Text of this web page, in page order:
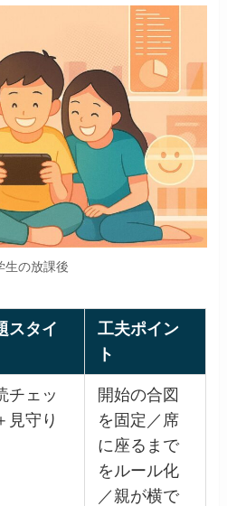
生の放課後
スタイ
工夫ポイン
ト
チェッ
見守り
開始の合図
を固定／席
に座るまで
をルール化
／親が横で